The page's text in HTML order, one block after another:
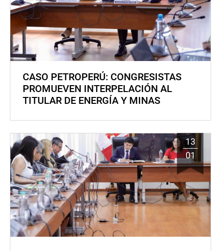
CASO PETROPERÚ: CONGRESISTAS
PROMUEVEN INTERPELACIÓN AL
TITULAR DE ENERGÍA Y MINAS
13
01